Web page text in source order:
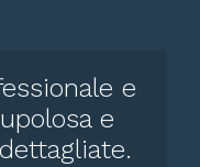
e
e